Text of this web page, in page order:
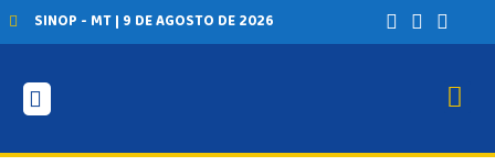
SINOP - MT | 9 DE AGOSTO DE 2026